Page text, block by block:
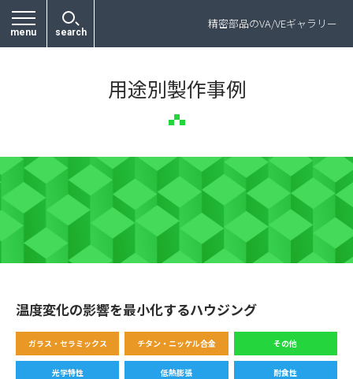
menu search
精密部品のVA/VEギャラリー
用途別製作事例
温度変化の影響を最小化するハウジング
ガラス・セラミックス チタン・ニッケル合金 その他
光学特性 低熱膨張 耐食性